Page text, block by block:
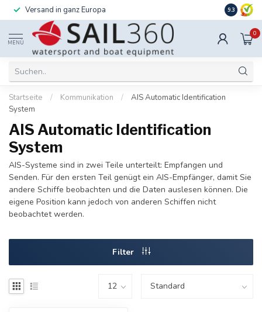
Versand in ganz Europa 9.3
MENÜ
0
Startseite / Kommunikation /
AIS Automatic Identification
System
AIS Automatic Identification
System
AIS-Systeme sind in zwei Teile unterteilt: Empfangen und
Senden. Für den ersten Teil genügt ein AIS-Empfänger, damit Sie
andere Schiffe beobachten und die Daten auslesen können. Die
eigene Position kann jedoch von anderen Schiffen nicht
beobachtet werden.
Filter